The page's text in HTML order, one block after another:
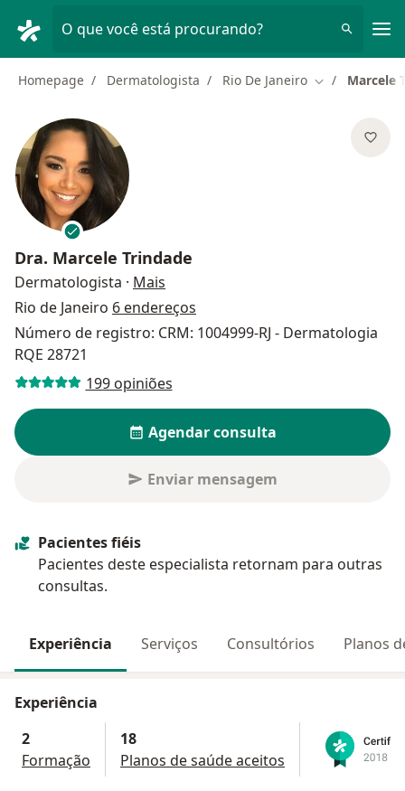
O que você está procurando?
Homepage Dermatologista Rio De Janeiro Mudar deMarcele
Dra. Marcele Trindade
Dermatologista · Mais
Rio de Janeiro 6 endereços
Número de registro: CRM: 1004999-RJ - Dermatologia
RQE 28721
199 opiniões
Agendar consulta
Enviar mensagem
Pacientes fiéis
Pacientes deste especialista retornam para outras
consultas.
Experiência Serviços Consultórios Planos
Experiência
2
Formação
18
Planos de saúde aceitos